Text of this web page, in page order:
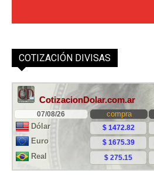
COTIZACIÓN DIVISAS